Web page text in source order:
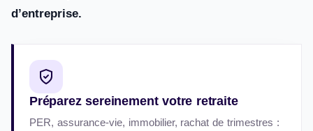
d’entreprise.
Préparez sereinement votre retraite
PER, assurance-vie, immobilier, rachat de trimestres :